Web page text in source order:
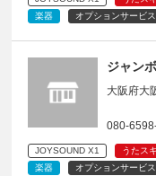
楽器
オプションサービス
ジャン
大阪府大
080-
JOYSOUND X1 うたスキ
楽器
オプションサービス